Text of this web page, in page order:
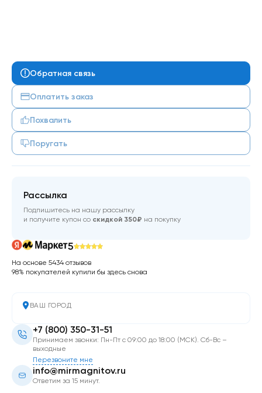
Обратная связь
Оплатить заказ
Похвалить
Поругать
ВАШ ГОРОД
+7 (800) 350-31-51
Принимаем звонки: Пн-Пт с 09:00 до 18:00 (МСК). Сб-Вс –
выходные
Перезвоните мне
info@mirmagnitov.ru
Ответим за 15 минут.
Рассылка
Подпишитесь на нашу рассылку
и получите купон со скидкой 350₽ на покупку
5
На основе 5434 отзывов
98% покупателей купили бы здесь снова